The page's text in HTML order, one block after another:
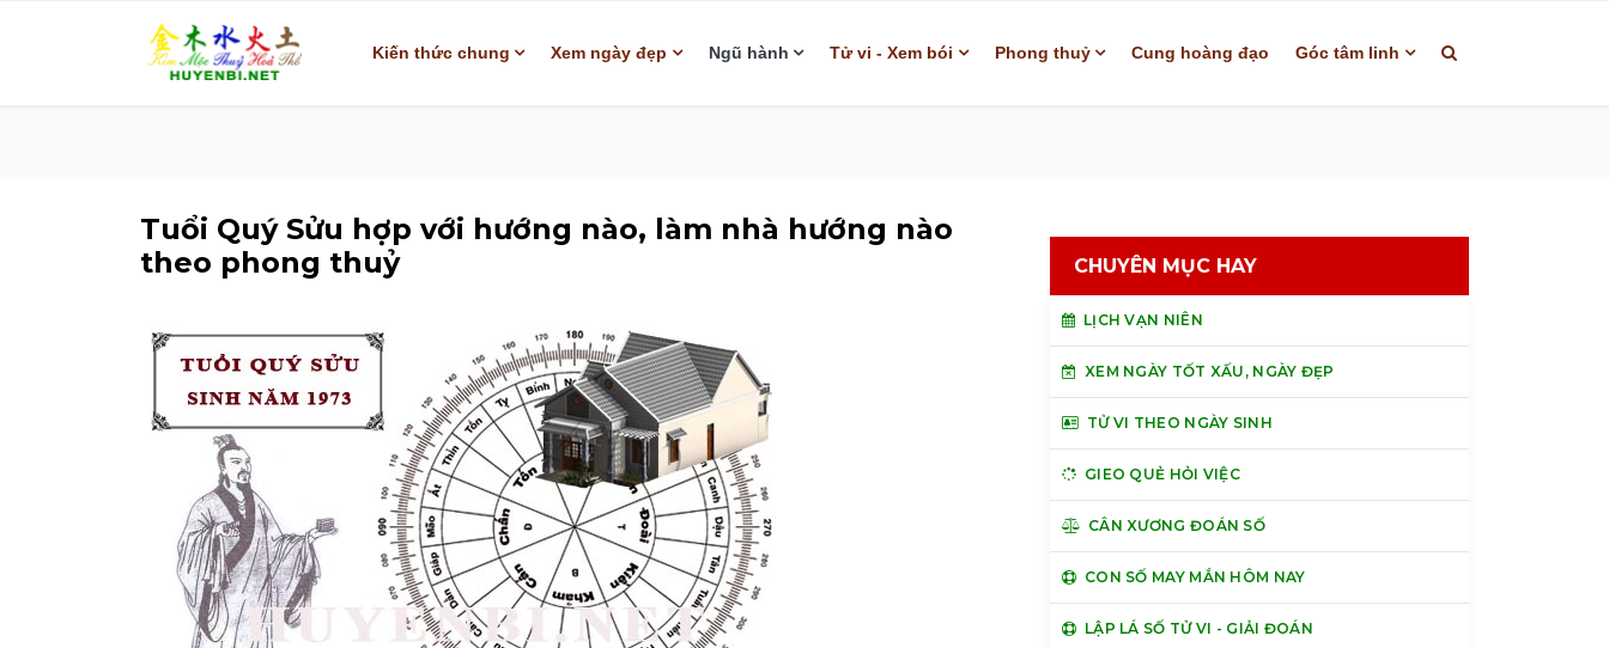
Kiến thức chung Xem ngày đẹp Ngũ hành Tử vi - Xem bói Phong thuỷ Cung hoàng đạo Góc tâm linh
Tuổi Quý Sửu hợp với hướng nào, làm nhà hướng nào
theo phong thuỷ
CHUYÊN MỤC HAY
LỊCH VẠN NIÊN
XEM NGÀY TỐT XẤU, NGÀY ĐẸP
TỬ VI THEO NGÀY SINH
GIEO QUẺ HỎI VIỆC
CÂN XƯƠNG ĐOÁN SỐ
CON SỐ MAY MẮN HÔM NAY
LẬP LÁ SỐ TỬ VI - GIẢI ĐOÁN